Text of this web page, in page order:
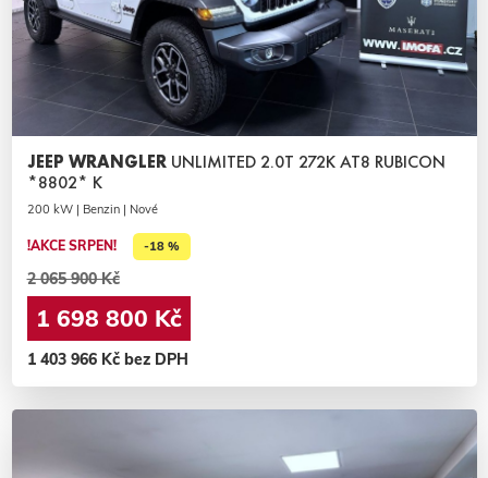
JEEP WRANGLER UNLIMITED 2.0T 272K AT8 RUBICON
*8802* K
200 kW | Benzin | Nové
!AKCE SRPEN! -18 %
2 065 900 Kč
1 698 800 Kč
1 403 966 Kč bez DPH